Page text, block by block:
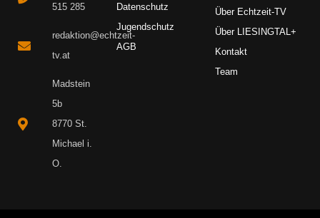
515 285
redaktion@echtzeit-
tv.at
Madstein
5b
8770 St.
Michael i.
O.
Datenschutz
Jugendschutz
AGB
Über Echtzeit-TV
Über LIESINGTAL+
Kontakt
Team